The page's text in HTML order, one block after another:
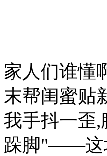
家人们谁懂
末帮闺蜜贴
我手抖一歪
跺脚"——这